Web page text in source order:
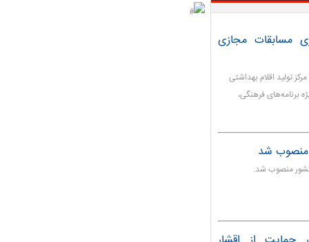
مسابقات مجازی
تولید اقلام بهداشتی
برنامه‌های فرهنگی،
منصوب شد
کشور منصوب شد.